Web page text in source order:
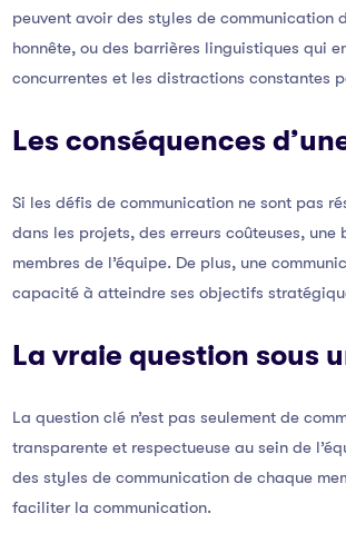
peuvent avoir des styles de
honnête, ou des barrières linguistiques qui
concurrentes et les distractions constantes
Les conséquences
Si les défis de communication ne sont pas
dans les projets, des erreurs coûteuses,
membres de l’équipe. De plus, une
capacité à atteindre ses objectifs
La vraie question sous
La question clé n’est pas seulement de
transparente et respectueuse au sein de
des styles de communication de chaque
faciliter la communication.